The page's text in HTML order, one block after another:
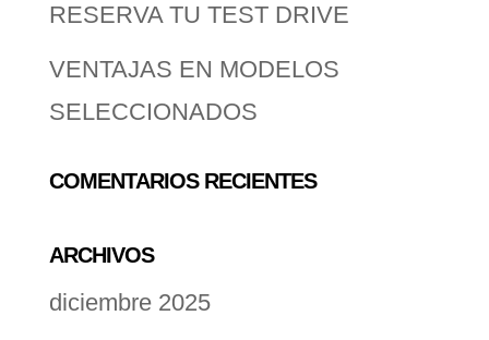
RESERVA TU TEST DRIVE
VENTAJAS EN MODELOS
SELECCIONADOS
COMENTARIOS RECIENTES
ARCHIVOS
diciembre 2025